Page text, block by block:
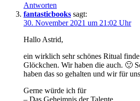
Antworten
fantasticbooks sagt:
30. November 2021 um 21:02 Uhr
Hallo Astrid,
ein wirklich sehr schönes Ritual
Glöckchen. Wir haben die auch. 🙂
haben das so gehalten und wir für
Gerne würde ich für
– Das Geheimnis der Talente